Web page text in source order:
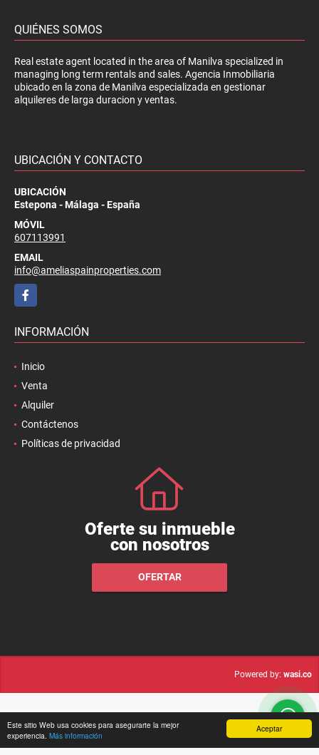
Aceptar
Este sitio Web usa cookies para asegurarte la mejor
experiencia. Más información
QUIÉNES SOMOS
Real estate agent located in the area of Manilva specialized in
managing long term rentals and sales. Agencia Inmobiliaria
ubicado en la zona de Manilva especializada en gestionar
alquileres de larga duracion y ventas.
UBICACIÓN Y CONTACTO
UBICACIÓN
Estepona - Málaga - España
MÓVIL
607113991
EMAIL
info@ameliaspainproperties.com
Facebook
INFORMACIÓN
Inicio
Venta
Alquiler
Contáctenos
Políticas de privacidad
Oferte su inmueble
con nosotros
OFERTAR
Powered by: wasi.co